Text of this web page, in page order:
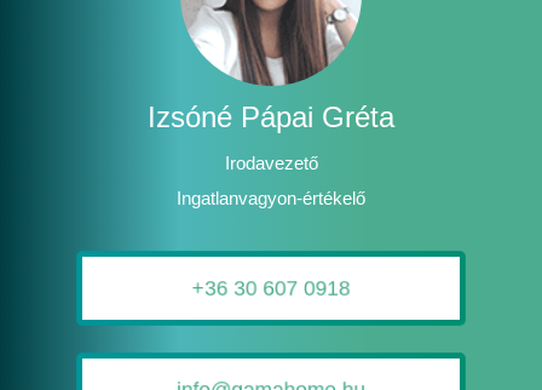
Izsóné Pápai Gréta
Irodavezető
Ingatlanvagyon-értékelő
+36 30 607 0918